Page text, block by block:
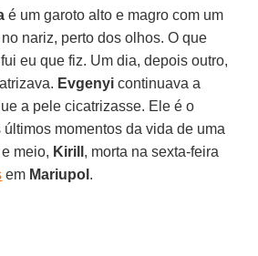
é um garoto alto e magro com um
nariz, perto dos olhos. O que
eu que fiz. Um dia, depois outro,
Evgenyi continuava a
a pele cicatrizasse. Ele é o
últimos momentos da vida de uma
meio, Kirill , morta na sexta-feira
em Mariupol .